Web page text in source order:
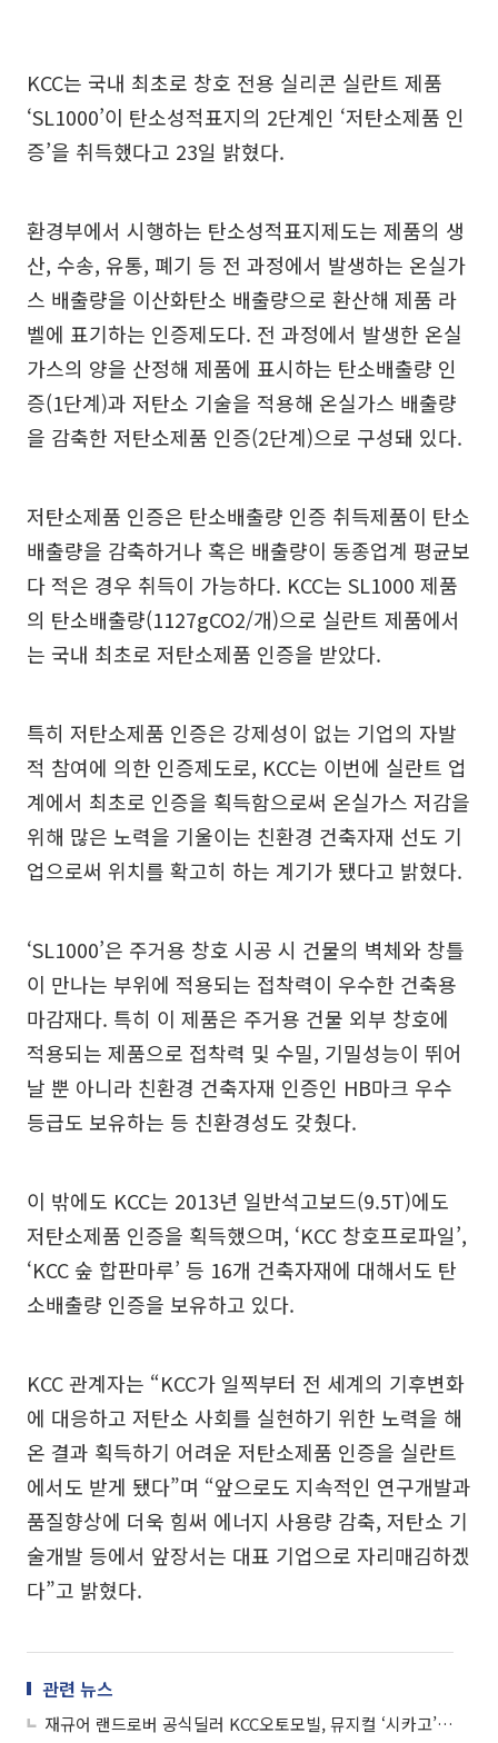
KCC는 국내 최초로 창호 전용 실리콘 실란트 제품
‘SL1000’이 탄소성적표지의 2단계인 ‘저탄소제품 인
증’을 취득했다고 23일 밝혔다.
환경부에서 시행하는 탄소성적표지제도는 제품의 생
산, 수송, 유통, 폐기 등 전 과정에서 발생하는 온실가
스 배출량을 이산화탄소 배출량으로 환산해 제품 라
벨에 표기하는 인증제도다. 전 과정에서 발생한 온실
가스의 양을 산정해 제품에 표시하는 탄소배출량 인
증(1단계)과 저탄소 기술을 적용해 온실가스 배출량
을 감축한 저탄소제품 인증(2단계)으로 구성돼 있다.
저탄소제품 인증은 탄소배출량 인증 취득제품이 탄소
배출량을 감축하거나 혹은 배출량이 동종업계 평균보
다 적은 경우 취득이 가능하다. KCC는 SL1000 제품
의 탄소배출량(1127gCO2/개)으로 실란트 제품에서
는 국내 최초로 저탄소제품 인증을 받았다.
특히 저탄소제품 인증은 강제성이 없는 기업의 자발
적 참여에 의한 인증제도로, KCC는 이번에 실란트 업
계에서 최초로 인증을 획득함으로써 온실가스 저감을
위해 많은 노력을 기울이는 친환경 건축자재 선도 기
업으로써 위치를 확고히 하는 계기가 됐다고 밝혔다.
‘SL1000’은 주거용 창호 시공 시 건물의 벽체와 창틀
이 만나는 부위에 적용되는 접착력이 우수한 건축용
마감재다. 특히 이 제품은 주거용 건물 외부 창호에
적용되는 제품으로 접착력 및 수밀, 기밀성능이 뛰어
날 뿐 아니라 친환경 건축자재 인증인 HB마크 우수
등급도 보유하는 등 친환경성도 갖췄다.
이 밖에도 KCC는 2013년 일반석고보드(9.5T)에도
저탄소제품 인증을 획득했으며, ‘KCC 창호프로파일’,
‘KCC 숲 합판마루’ 등 16개 건축자재에 대해서도 탄
소배출량 인증을 보유하고 있다.
KCC 관계자는 “KCC가 일찍부터 전 세계의 기후변화
에 대응하고 저탄소 사회를 실현하기 위한 노력을 해
온 결과 획득하기 어려운 저탄소제품 인증을 실란트
에서도 받게 됐다”며 “앞으로도 지속적인 연구개발과
품질향상에 더욱 힘써 에너지 사용량 감축, 저탄소 기
술개발 등에서 앞장서는 대표 기업으로 자리매김하겠
다”고 밝혔다.
관련 뉴스
재규어 랜드로버 공식딜러 KCC오토모빌, 뮤지컬 ‘시카고’ 고객 초청